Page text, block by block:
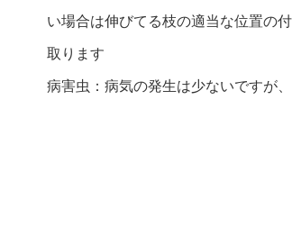
い場合は伸びてる枝の適当な位置の
取ります
病害虫：病気の発生は少ないですが